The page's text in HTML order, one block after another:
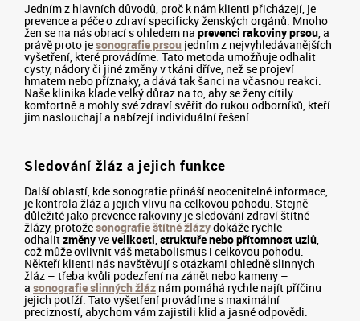
Jedním z hlavních důvodů, proč k nám klienti přicházejí, je
prevence a péče o zdraví specificky ženských orgánů. Mnoho
žen se na nás obrací s ohledem naprevenci rakoviny prsou, a
právě proto jesonografie prsou jedním z nejvyhledávanějších
vyšetření, které provádíme. Tato metoda umožňuje odhalit
cysty, nádory či jiné změny v tkáni dříve, než se projeví
hmatem nebo příznaky, a dává tak šanci na včasnou reakci.
Naše klinika klade velký důraz na to, aby se ženy cítily
komfortně a mohly své zdraví svěřit do rukou odborníků, kteří
jim naslouchají a nabízejí individuální řešení.
Sledování žláz a jejich funkce
Další oblastí, kde sonografie přináší neocenitelné informace,
je kontrola žláz a jejich vlivu na celkovou pohodu. Stejně
důležité jako prevence rakoviny je sledování zdraví štítné
žlázy, protožesonografie štítné žlázydokáže rychle
odhalitzměnyvevelikosti,struktuře nebo přítomnost uzlů,
což může ovlivnit váš metabolismus i celkovou pohodu.
Někteří klienti nás navštěvují s otázkami ohledně slinných
žláz – třeba kvůli podezření na zánět nebo kameny –
a sonografie slinných žláz nám pomáhá rychle najít příčinu
jejich potíží. Tato vyšetření provádíme s maximální
precizností, abychom vám zajistili klid a jasné odpovědi.